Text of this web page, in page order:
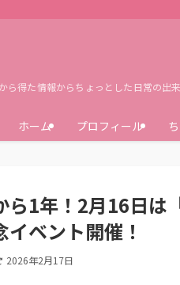
ら得た情報からちょっとした日常の出
ホーム プロフィール
ら1年！2月16日は
ベント開催！
2026年2月17日